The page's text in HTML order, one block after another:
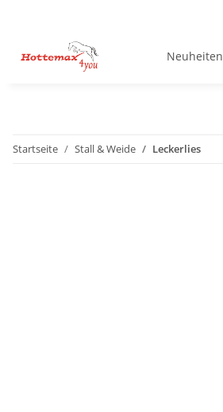
Neuheiten
Startseite Stall & Weide Leckerlies